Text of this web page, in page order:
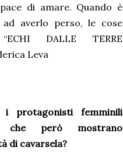
di amare. Quando è
ad averlo perso, le cose
DALLE TERRE
Leva
i protagonisti femminili
che però mostrano
di cavarsela?